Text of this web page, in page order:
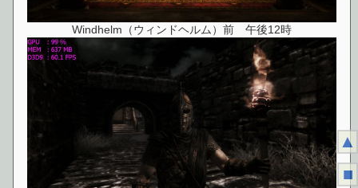
Windhelm（ウィンドヘルム）前 午後12時
▲
■